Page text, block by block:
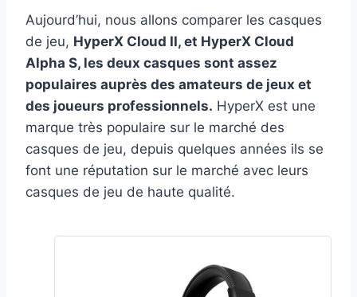
Aujourd’hui, nous allons comparer les casques
de jeu, HyperX Cloud II, et HyperX Cloud
Alpha S, les deux casques sont assez
populaires auprès des amateurs de jeux et
des joueurs professionnels. HyperX est une
marque très populaire sur le marché des
casques de jeu, depuis quelques années ils se
font une réputation sur le marché avec leurs
casques de jeu de haute qualité.